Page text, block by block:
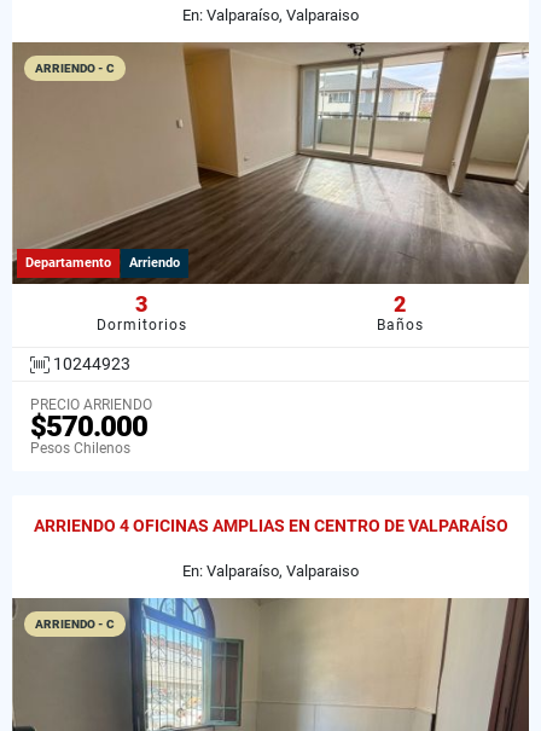
En: Valparaíso, Valparaiso
ARRIENDO - C
Departamento Arriendo
3
Dormitorios
2
Baños
10244923
PRECIO ARRIENDO
$570.000
Pesos Chilenos
ARRIENDO 4 OFICINAS AMPLIAS EN CENTRO DE VALPARAÍSO
En: Valparaíso, Valparaiso
ARRIENDO - C